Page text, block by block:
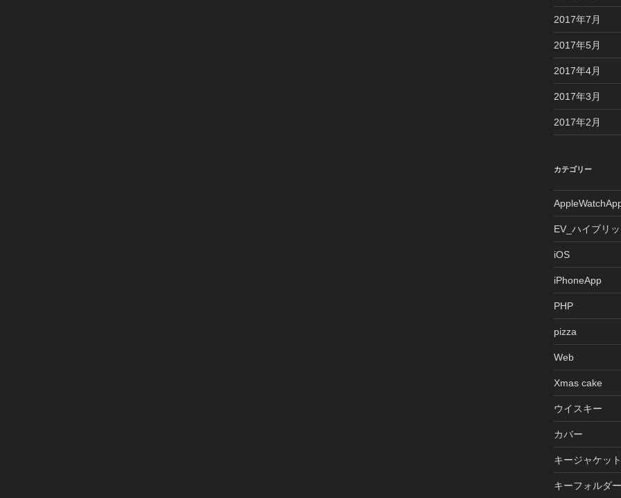
2017年7月
2017年5月
2017年4月
2017年3月
2017年2月
カテゴリー
EV_ハイブリ
iOS
iPhoneApp
PHP
pizza
Web
Xmas cake
ウイスキー
カバー
キージャケット
キーフォルダー